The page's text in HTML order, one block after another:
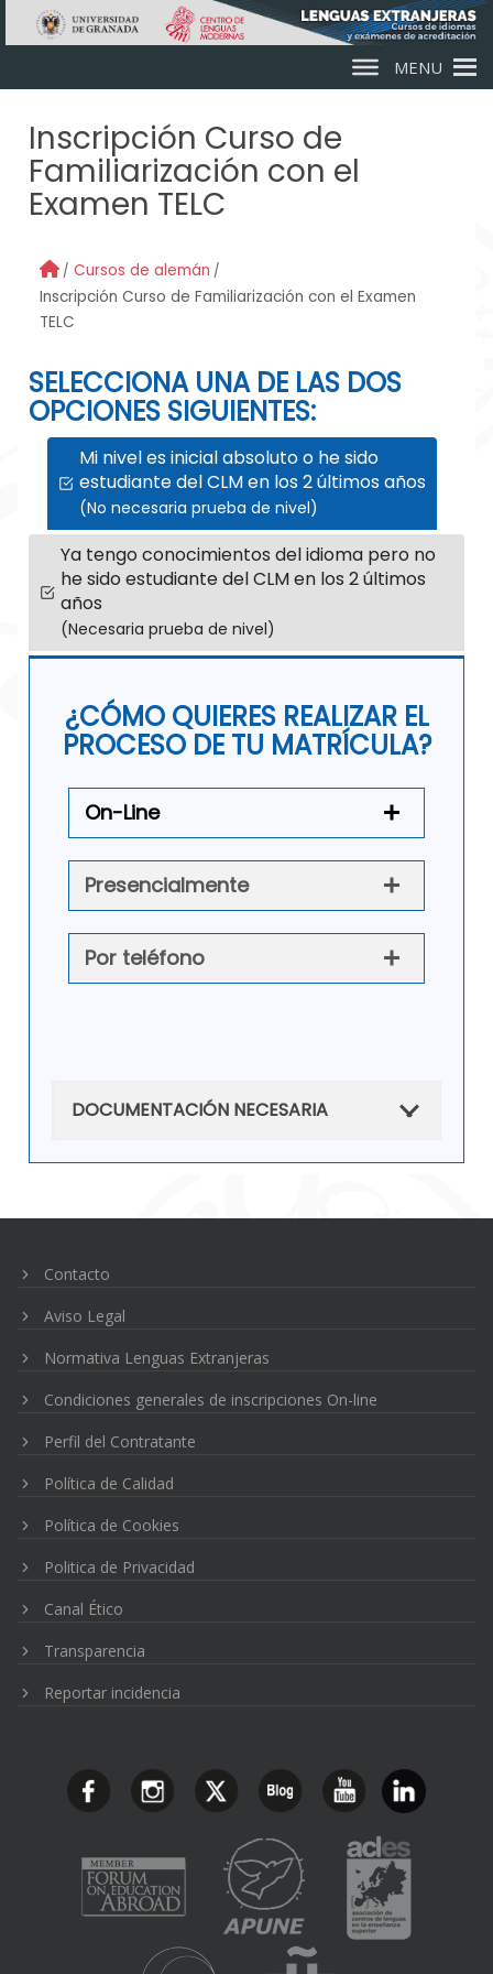
Skip to main content
MENU
Inscripción Curso de
Familiarización con el
Examen TELC
Cursos de alemán
Inscripción Curso de Familiarización con el Examen
TELC
SELECCIONA UNA DE LAS DOS
OPCIONES SIGUIENTES:
Mi nivel es inicial absoluto o he sido
estudiante del CLM en los 2 últimos años
(No necesaria prueba de nivel)
Ya tengo conocimientos del idioma pero no
he sido estudiante del CLM en los 2 últimos
años
(Necesaria prueba de nivel)
¿CÓMO QUIERES REALIZAR EL
PROCESO DE TU MATRÍCULA?
On-Line
Presencialmente
Por teléfono
DOCUMENTACIÓN NECESARIA
de
Contacto
Aviso Legal
Normativa Lenguas Extranjeras
Condiciones generales de inscripciones On-line
Perfil del Contratante
Política de Calidad
Política de Cookies
Politica de Privacidad
Canal Ético
Transparencia
Reportar incidencia